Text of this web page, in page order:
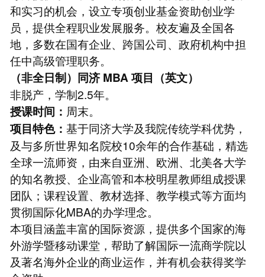
和实习的机会，设立专项创业基金资助创业学
员，提供全程职业发展服务。校友遍及全国各
地，多数在国有企业、跨国公司、政府机构中担
任中高级管理职务。
（非全日制）同济 MBA项目（英文）
非脱产，学制2.5年。
授课时间： 周末。
项目特色： 基于同济大学及我院传统学科优势，
及与多所世界知名院校10余年的合作基础，精选
全球一流师资，由来自亚洲、欧洲、北美各大学
的知名教授、企业高管和本校明星教师组成授课
团队；课程设置、教材选择、教学模式等方面均
贯彻国际化MBA的办学理念。
本项目涵盖丰富的国际资源，提供多个国家的海
外游学暨移动课堂，帮助了解国际一流商学院以
及著名海外企业的商业运作，并有机会获得奖学